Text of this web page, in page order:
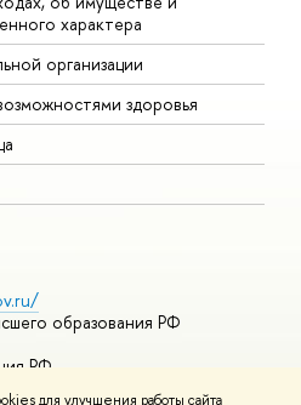
для улучшения работы сайта
характера
организации
здоровья
образования РФ
РФ